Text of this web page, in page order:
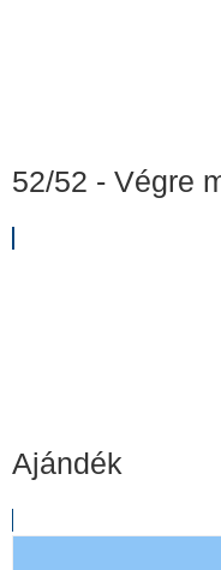
52/52 - Végre
Ajándék